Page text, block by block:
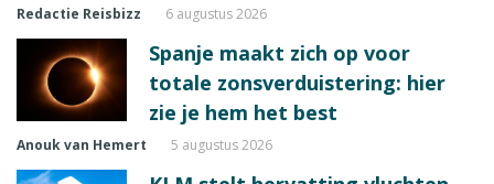
Redactie Reisbizz 6 augustus 2026
Spanje maakt zich op voor
totale zonsverduistering: hier
zie je hem het best
Anouk van Hemert 5 augustus 2026